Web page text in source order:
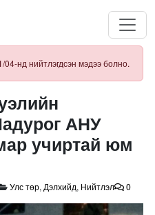
нд нийтлэгдсэн мэдээ болно.
АНУ
учиртай юм
Улс төр, Дэлхийд, Нийтлэл 0